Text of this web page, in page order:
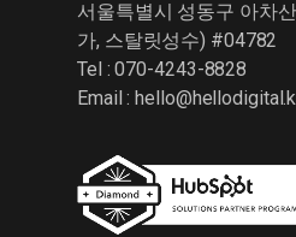
서울특별시 성동구 아차
가, 스탈릿성수) #04782
Tel : 070-4243-8828
Email :